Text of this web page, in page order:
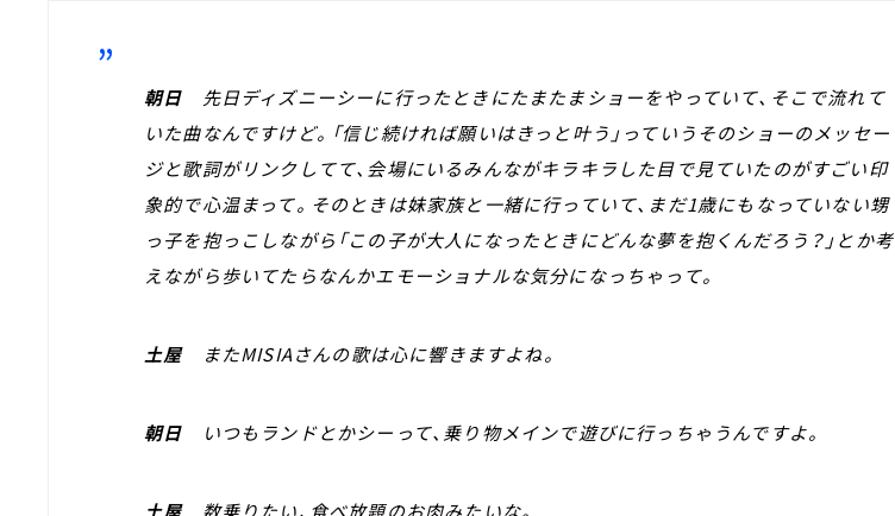
朝日
先日ディズニーシーに行ったときにたまたまショーをやっていて、そこで流れて
いた曲なんですけど。「信じ続ければ願いはきっと叶う」っていうそのショーのメッセー
ジと歌詞がリンクしてて、会場にいるみんながキラキラした目で見ていたのがすごい印
象的で心温まって。そのときは妹家族と一緒に行っていて、まだ1歳にもなっていない甥
っ子を抱っこしながら「この子が大人になったときにどんな夢を抱くんだろう？」とか考
えながら歩いてたらなんかエモーショナルな気分になっちゃって。
土屋またMISIAさんの歌は心に響きますよね。
朝日 いつもランドとかシーって、乗り物メインで遊びに行っちゃうんですよ。
土屋数乗りたい、食べ放題のお肉みたいな。